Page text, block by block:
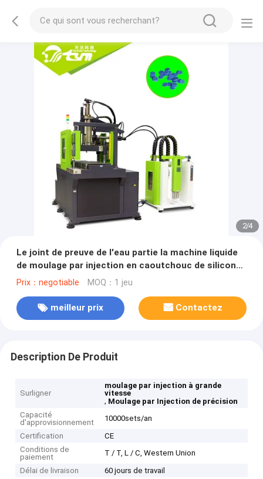
2/4
Le joint de preuve de l'eau partie la machine liquide
de moulage par injection en caoutchouc de silicone
avec le moule
Prix：negotiable MOQ：1 jeu
meilleur prix Contactez
Description De Produit
Surligner
moulage par injection à grande
vitesse
, Moulage par Injection de précision
Capacité
d'approvisionnement
10000sets/an
Certification
CE
Conditions de
paiement
T / T, L / C, Western Union
Délai de livraison
60 jours de travail